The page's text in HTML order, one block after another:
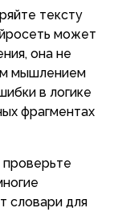
тексту
может
она не
мышлением
в логике
фрагментах
словари для